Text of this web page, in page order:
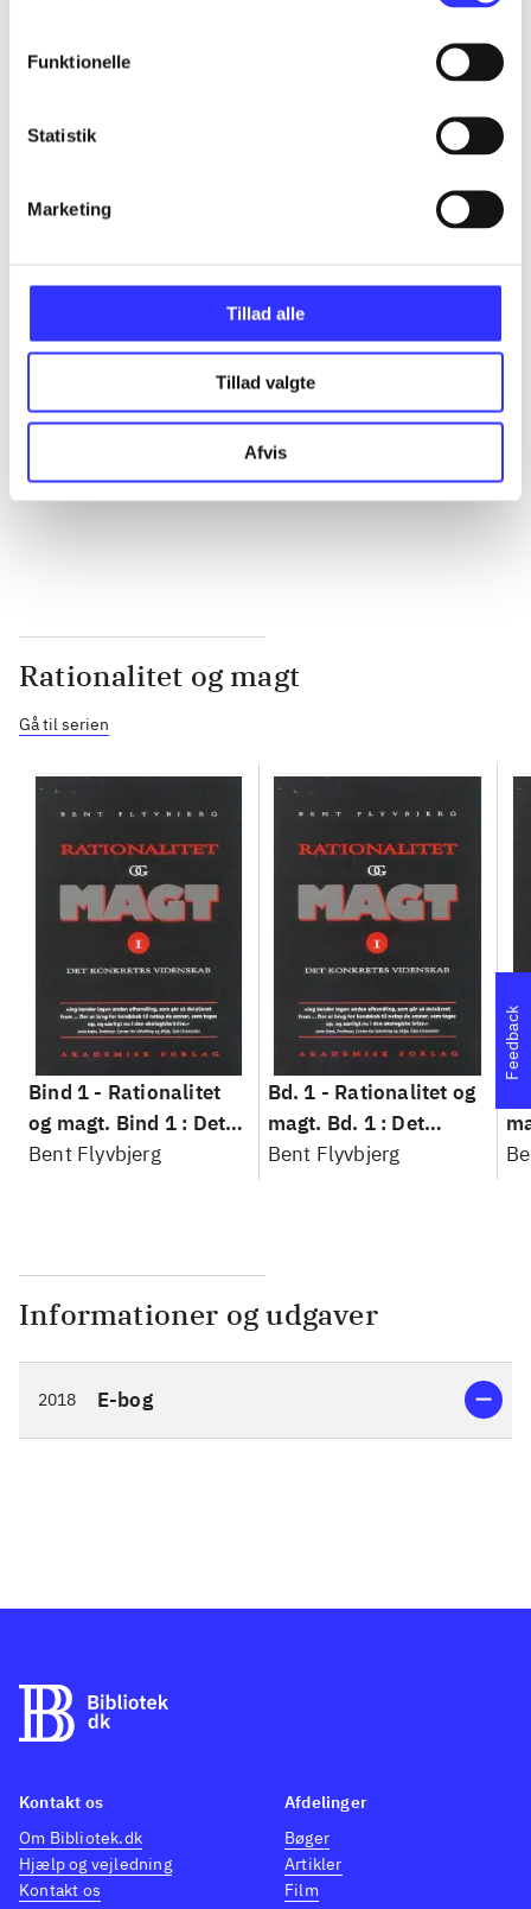
Funktionelle
Statistik
Marketing
Tillad alle
Tillad valgte
Afvis
Alle registrerede artikler fordelt på udgivelser
...
...
...
Rationalitet og magt
Gå til serien
Bind 1 - Rationalitet
og magt. Bind 1 : Det
konkretes videnskab
Bent Flyvbjerg
Bd. 1 - Rationalitet og
magt. Bd. 1 : Det
konkretes videnskab
Bent Flyvbjerg
Informationer og udgaver
2018 E-bog
Feedback
Kontakt os
Om Bibliotek.dk
Hjælp og vejledning
Kontakt os
Afdelinger
Bøger
Artikler
Film